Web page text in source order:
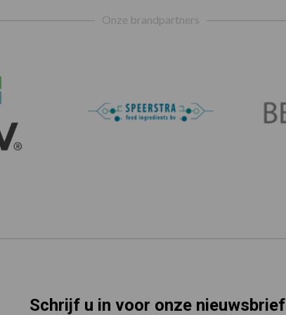
Onze brandpartners
Schrijf u in voor onze nieuwsbrief